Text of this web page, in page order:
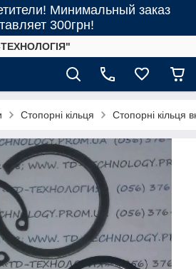
Минимальный заказ
300грн!
Стопорні кільця Стопорні кільця